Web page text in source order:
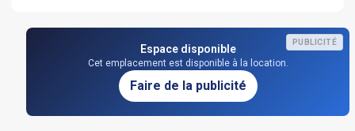
PUBLICITÉ
Espace disponible
Cet emplacement est disponible à la location.
Faire de la publicité